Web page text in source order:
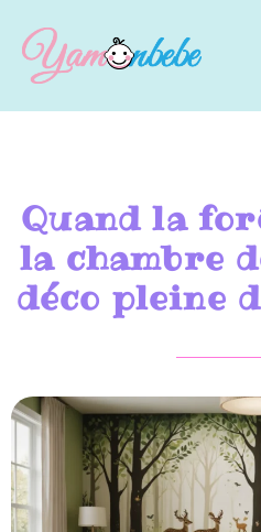
Quand la
la chambre
déco pleine